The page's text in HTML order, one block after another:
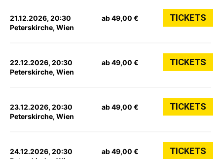
21.12.2026, 20:30
Peterskirche, Wien
ab 49,00 € TICKETS
22.12.2026, 20:30
Peterskirche, Wien
ab 49,00 € TICKETS
23.12.2026, 20:30
Peterskirche, Wien
ab 49,00 € TICKETS
24.12.2026, 20:30
ab 49,00 € TICKETS